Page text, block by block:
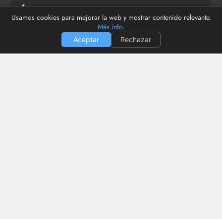
Usamos cookies para mejorar la web y mostrar contenido relevante.
Más info.
Aceptar Rechazar
Últimas publicaciones
Ismael Gálvez aclara sus polémicas palabras sobre los